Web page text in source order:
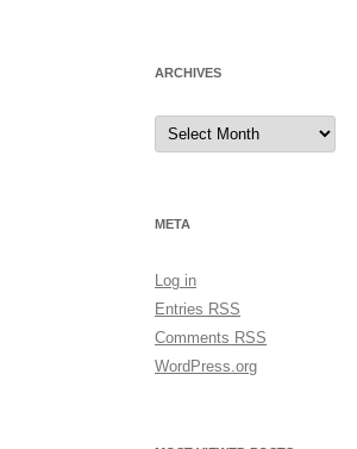
ARCHIVES
A
c
e
META
Log in
Entries RSS
Comments RSS
WordPress.org